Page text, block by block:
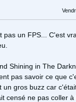
pas un FPS... C'est
Shining in The
pas savoir ce que
un gros buzz car
censé ne pas coller à